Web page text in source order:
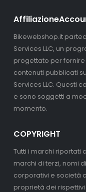
Bikewebshop.it
Services LLC, un
progettato per fornire
contenuti pubblicati
Services LLC. Questi
e sono soggetti a
momento.
COPYRIGHT
Tutti i marchi riportati
marchi di terzi, nomi
corporativi e società
proprietà dei